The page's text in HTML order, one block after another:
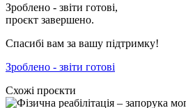
Зроблено - звіти готові,
проєкт завершено.
Спасибі вам за вашу підтримку!
Зроблено - звіти готові
Схожі проєкти